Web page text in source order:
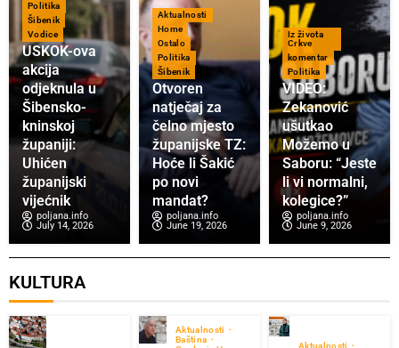
Politika
Šibenik
Vodice
USKOK-ova
akcija
odjeknula u
Šibensko-
kninskoj
županiji:
Uhićen
županijski
vijećnik
poljana.info
July 14, 2026
Aktualnosti
Home
Ostalo
Politika
Šibenik
Otvoren
natječaj za
čelno mjesto
županijske TZ:
Hoće li Šakić
po novi
mandat?
poljana.info
June 19, 2026
Iz života
Crkve
komentar
Politika
VIDEO:
Zekanović
ušutkao
Možemo u
Saboru: “Jeste
li vi normalni,
kolegice?”
poljana.info
June 9, 2026
KULTURA
Aktualnosti
Baština
Aktualnosti